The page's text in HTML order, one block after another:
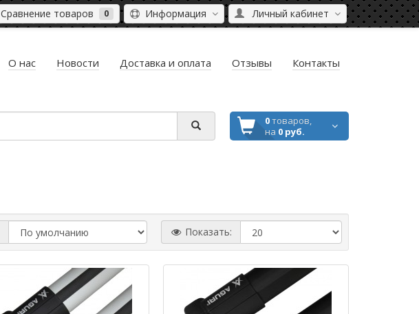
Личный кабинет
Информация
Сравнение товаров 0
О нас Новости Доставка и оплата Отзывы Контакты
0товаров,
на 0 руб.
Показать: